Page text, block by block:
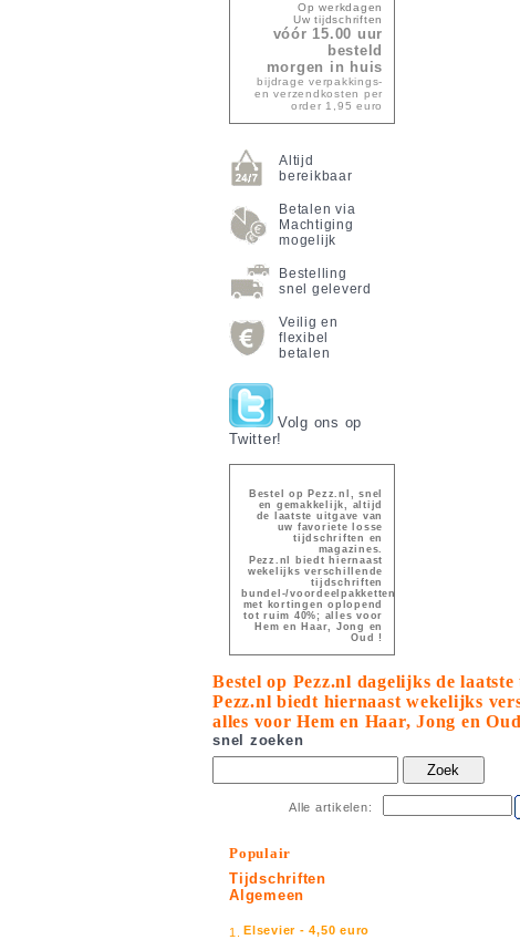
Op werkdagen
Uw tijdschriften
vóór 15.00 uur
besteld
morgen in huis
bijdrage verpakkings-
en verzendkosten per
order 1,95 euro
Altijd
bereikbaar
Betalen via
Machtiging
mogelijk
Bestelling
snel geleverd
Veilig en
flexibel
betalen
Volg ons op
Twitter!
Bestel op Pezz.nl, snel
en gemakkelijk, altijd
de laatste uitgave van
uw favoriete losse
tijdschriften en
magazines.
Pezz.nl biedt hiernaast
wekelijks verschillende
tijdschriften
bundel-/voordeelpakketten
met kortingen oplopend
tot ruim 40%; alles voor
Hem en Haar, Jong en
Oud !
Bestel op Pezz.nl dagelijks de
Pezz.nl biedt hiernaast wekelijks
alles voor Hem en Haar, Jong en
snel zoeken
Zoek
Alle artikelen:
Populair
Tijdschriften
Algemeen
1. Elsevier - 4,50 euro